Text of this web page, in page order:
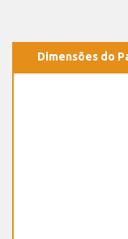
Dimensões do